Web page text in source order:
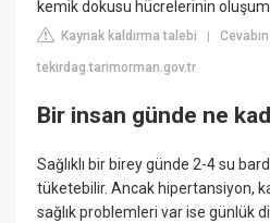
kemik dokusu hücrelerinin
Kaynak kaldırma talebi |
tekirdag.tarimorman.gov.tr
Bir insan günde ne
Sağlıklı bir birey günde 2-4 su
tüketebilir. Ancak hipertansiyon,
sağlık problemleri var ise günlük